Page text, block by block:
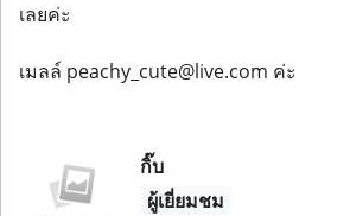
เลยค่ะ
เมลล์ peachy_cute@live.com ค่ะ
กิ๊บ
ผู้เยี่ยมชม